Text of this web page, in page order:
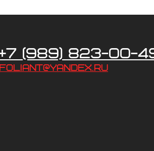
(989) 823-00-